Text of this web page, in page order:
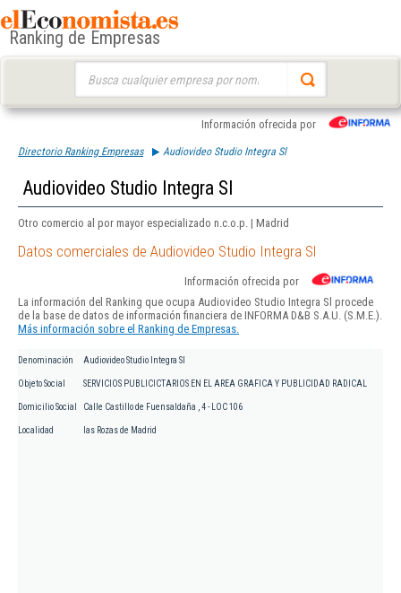
Ranking de Empresas
Información ofrecida por
Directorio Ranking Empresas Audiovideo Studio Integra Sl
Audiovideo Studio Integra Sl
Otro comercio al por mayor especializado n.c.o.p. | Madrid
Datos comerciales de Audiovideo Studio Integra Sl
Información ofrecida por
La información del Ranking que ocupa Audiovideo Studio Integra Sl procede
de la base de datos de información financiera de INFORMA D&B S.A.U. (S.M.E.).
Más información sobre el Ranking de Empresas.
Denominación Audiovideo Studio Integra Sl
Objeto Social SERVICIOS PUBLICICTARIOS EN EL AREA GRAFICA Y PUBLICIDAD RADICAL
Domicilio Social Calle Castillo de Fuensaldaña , 4 - LOC 106
Localidad las Rozas de Madrid